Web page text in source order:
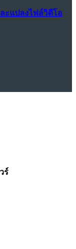
ะแปลงไฟล์วิดีโอ
ร์